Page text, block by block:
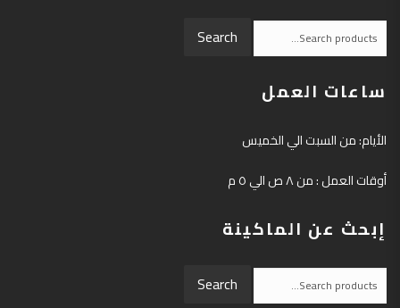
Search
for:
Search
ساعات العمل
الأيام: من السبت الي الخميس
أوقات العمل : من ٨ ص الي ٥ م
إبحث عن الماكينة
Search
for:
Search